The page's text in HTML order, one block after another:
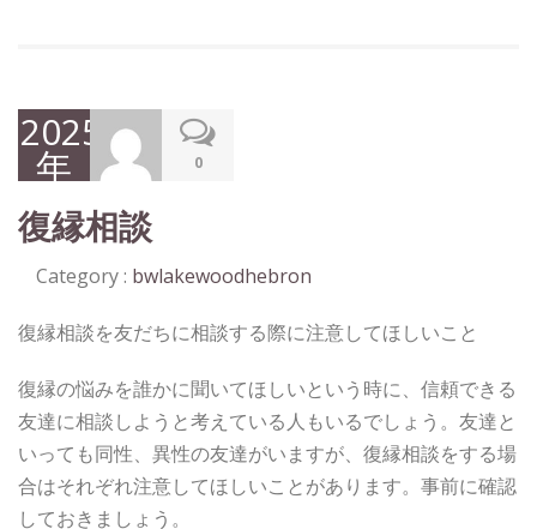
2025
年
10
月6
日
0
復縁相談
Category : bwlakewoodhebron
復縁相談を友だちに相談する際に注意してほしいこと
復縁の悩みを誰かに聞いてほしいという時に、信頼できる
友達に相談しようと考えている人もいるでしょう。友達と
いっても同性、異性の友達がいますが、復縁相談をする場
合はそれぞれ注意してほしいことがあります。事前に確認
しておきましょう。